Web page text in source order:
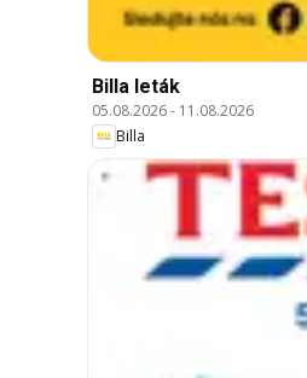
Billa leták
05.08.2026- 11.08.2026
Billa